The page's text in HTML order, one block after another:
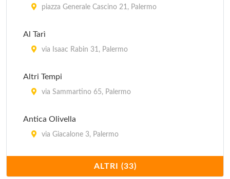
piazza Generale Cascino 21, Palermo
Al Tarì
via Isaac Rabin 31, Palermo
Altri Tempi
via Sammartino 65, Palermo
Antica Olivella
via Giacalone 3, Palermo
via Torretta 17, Palermo
ALTRI (33)